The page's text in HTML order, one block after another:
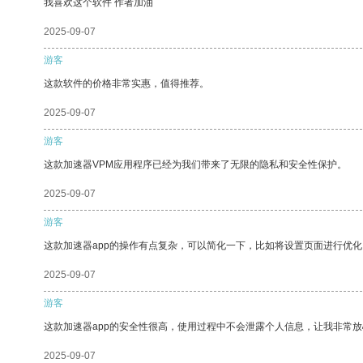
我喜欢这个软件 作者加油
2025-09-07
游客
这款软件的价格非常实惠，值得推荐。
2025-09-07
游客
这款加速器VPM应用程序已经为我们带来了无限的隐私和安全性保护。
2025-09-07
游客
这款加速器app的操作有点复杂，可以简化一下，比如将设置页面进行优
2025-09-07
游客
这款加速器app的安全性很高，使用过程中不会泄露个人信息，让我非常
2025-09-07